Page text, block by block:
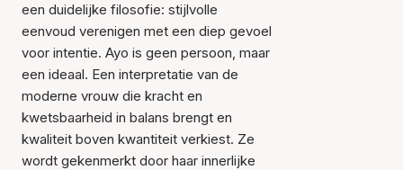
een duidelijke filosofie: stijlvolle
eenvoud verenigen met een diep gevoel
voor intentie. Ayo is geen persoon, maar
een ideaal. Een interpretatie van de
moderne vrouw die kracht en
kwetsbaarheid in balans brengt en
kwaliteit boven kwantiteit verkiest. Ze
wordt gekenmerkt door haar innerlijke